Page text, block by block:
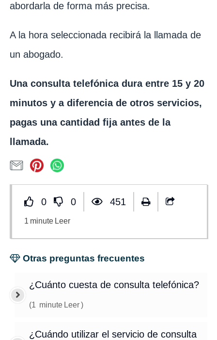
abordarla de forma más precisa.
A la hora seleccionada recibirá la llamada de
un abogado.
Una consulta telefónica dura entre 15 y 20
minutos y a diferencia de otros servicios,
pagas una cantidad fija antes de la
llamada.
0 0 451
1 minute Leer
Otras preguntas frecuentes
¿Cuánto cuesta de consulta telefónica?
(1 minute Leer)
¿Cuándo utilizar el servicio de consulta